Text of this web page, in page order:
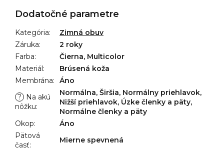
Dodatočné parametre
Kategória:
Zimná obuv
Záruka:
2 roky
Farba:
Čierna, Multicolor
Materiál:
Brúsená koža
Membrána:
Áno
?
Na akú
nôžku:
Normálna, Širšia, Normálny priehlavok,
Nižší priehlavok, Úzke členky a päty,
Normálne členky a päty
Okop:
Áno
Pätová
časť:
Mierne spevnená